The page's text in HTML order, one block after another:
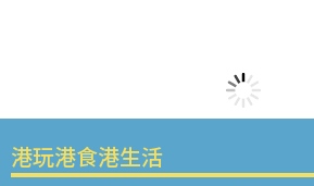
港玩港食港生活